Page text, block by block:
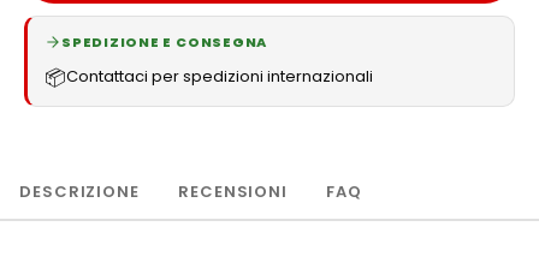
SPEDIZIONE E CONSEGNA
📦Contattaci per spedizioni internazionali
DESCRIZIONE RECENSIONI FAQ